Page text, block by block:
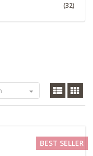
(32)
BEST SELLER